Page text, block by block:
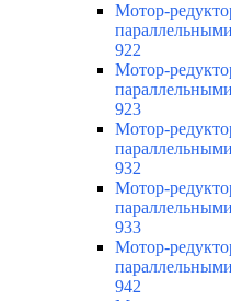
Мотор-
922
Мотор-
923
Мотор-
932
Мотор-
933
Мотор-
942